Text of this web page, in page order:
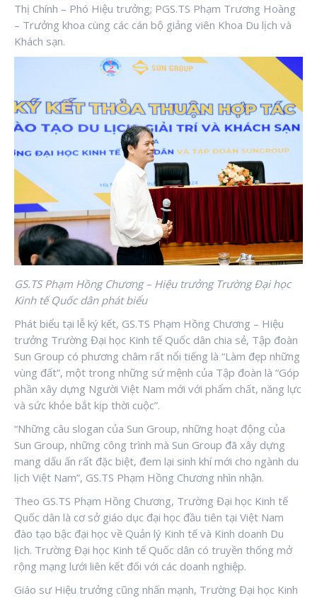
Thị Chính – Phó Hiệu trưởng; PGS.TS Phạm Trương Hoàng
– Trưởng khoa cùng các cán bộ giảng viên Khoa Du lịch và
Khách sạn.
GS.TS Phạm Hồng Chương – Hiệu trưởng Trường Đại học
Kinh tế Quốc dân phát biểu
Phát biểu tại lễ ký kết, GS.TS Phạm Hồng Chương – Hiệu
trưởng Trường Đại học Kinh tế Quốc dân chia sẻ, Tập đoàn
Sun Group có phương châm rất nổi tiếng là “Làm đẹp những
vùng đất”, một trong những sứ mệnh của Tập đoàn là “Góp
phần xây dựng Người Việt Nam mới với phẩm chất, năng lực
và sức khỏe bắt kịp thời cuộc”.
“Những câu slogan của Sun Group, những hoạt động của
Sun Group, những công trình mà Sun Group đã xây dựng
mang dấu ấn rất đặc biệt, đem lại sinh khí mới cho ngành du
lịch Việt Nam”, GS.TS Phạm Hồng Chương nhìn nhận.
Theo GS.TS Phạm Hồng Chương, Trường Đại học Kinh tế
Quốc dân là cơ sở giáo dục đại học đầu tiên tại Việt Nam
đào tạo bậc đại học về Quản lý Kinh tế và Kinh doanh Du
lịch. Trường Đại học Kinh tế Quốc dân có truyền thống mở
rộng mạng lưới liên kết đối với các doanh nghiệp.
Giáo sư Hiệu trưởng cũng nhấn mạnh, Trường Đại học Kinh